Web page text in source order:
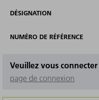
DÉSIGNATION
NUMÉRO DE RÉFÉRENCE
Veuillez vous
page de connexion